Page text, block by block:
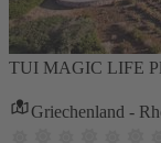
TUI MAGIC LIFE
Griechenland -